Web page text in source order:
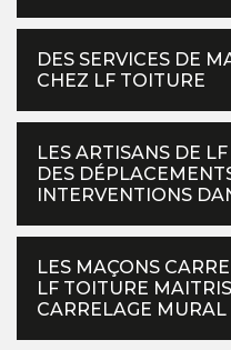
DES SERVICES DE
CHEZ LF TOITURE
LES ARTISANS DE
DES
INTERVENTIONS
LES MAÇONS
LF TOITURE
CARRELAGE MURAL